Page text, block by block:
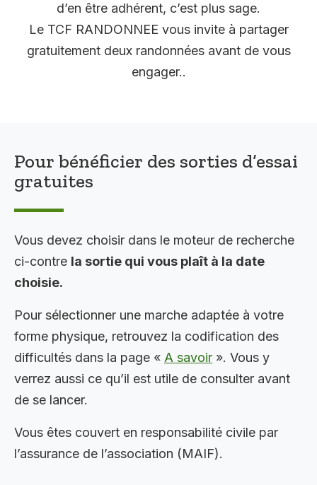
d’en être adhérent, c’est plus sage.
Le TCF RANDONNEE vous invite à partager
gratuitement deux randonnées avant de vous
engager..
Pour bénéficier des sorties d’essai
gratuites
Vous devez choisir dans le moteur de recherche
ci-contre la sortie qui vous plaît à la date
choisie.
Pour sélectionner une marche adaptée à votre
forme physique, retrouvez la codification des
difficultés dans la page « A savoir ». Vous y
verrez aussi ce qu’il est utile de consulter avant
de se lancer.
Vous êtes couvert en responsabilité civile par
l’assurance de l’association (MAIF).